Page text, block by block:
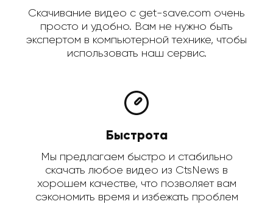
Скачивание видео с get-save.com очень
просто и удобно. Вам не нужно быть
экспертом в компьютерной технике, чтобы
использовать наш сервис.
Быстрота
Мы предлагаем быстро и стабильно
скачать любое видео из CtsNews в
хорошем качестве, что позволяет вам
сэкономить время и избежать проблем